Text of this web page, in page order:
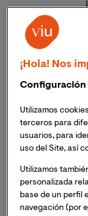
Metodologías
Inclusión en
Diseño
Formación
Tratamiento
Gómez-
¡Hola! Nos
Configuración
Utilizamos
terceros para
usuarios, para
uso del Site, así
Utilizamos
personalizada
base de un perfil
navegación (por